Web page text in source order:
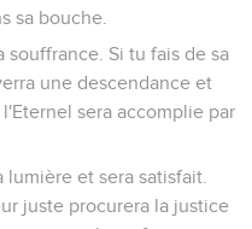
sa bouche.
souffrance. Si tu fais de sa
une descendance et
sera accomplie par
et sera satisfait.
juste procurera la justice